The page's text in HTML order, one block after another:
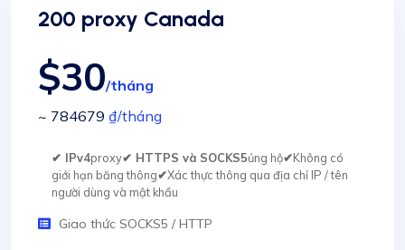
200 proxy Canada
$30/tháng
~ 784679 ₫/tháng
✔ IPv4proxy✔ HTTPS và SOCKS5ủng hộ✔Không có
giới hạn băng thông✔Xác thực thông qua địa chỉ IP / tên
người dùng và mật khẩu
Giao thức SOCKS5 / HTTP